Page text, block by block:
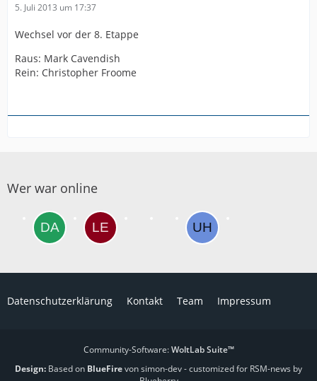
5. Juli 2013 um 17:37
Wechsel vor der 8. Etappe
Raus: Mark Cavendish
Rein: Christopher Froome
Wer war online
Datenschutzerklärung Kontakt Team Impressum
Community-Software:WoltLab Suite™
Design: Based on BlueFirevon simon-dev- customized for RSM-news by